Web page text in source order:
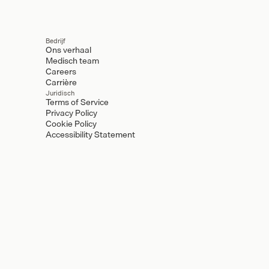
Bedrijf
Ons verhaal
Medisch team
Careers
Carrière
Juridisch
Terms of Service
Privacy Policy
Cookie Policy
Accessibility Statement